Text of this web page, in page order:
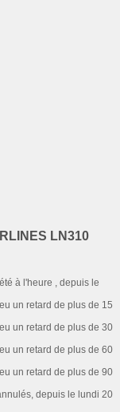
LN310
à l'heure , depuis le
un retard de plus de 15
un retard de plus de 30
un retard de plus de 60
un retard de plus de 90
depuis le lundi 20